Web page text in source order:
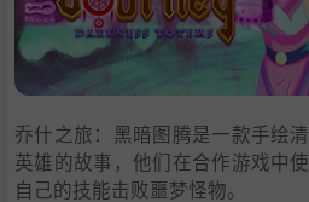
乔什之旅：黑暗图腾是一款手绘
英雄的故事，他们在合作游戏中
自己的技能击败噩梦怪物。